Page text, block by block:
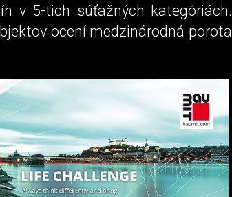
v 5-tich súťažných kategóriách.
ocení medzinárodná porota